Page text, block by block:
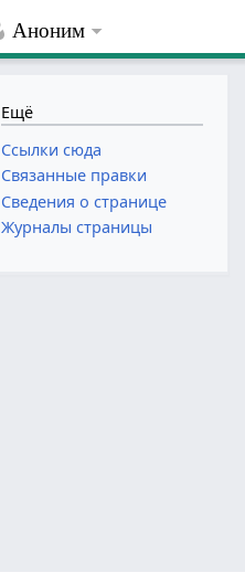
Аноним
Ещё
Ссылки сюда
Связанные правки
Сведения о странице
Журналы страницы